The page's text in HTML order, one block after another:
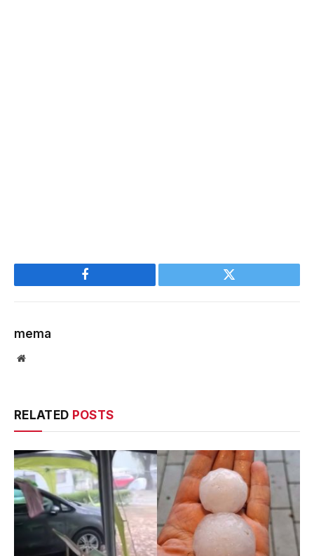
Facebook Twitter
mema
Website
RELATED POSTS